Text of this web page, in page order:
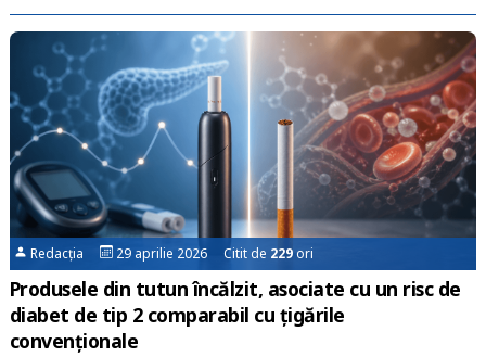
Redacția 29 aprilie 2026 Citit de 229ori
Produsele din tutun încălzit, asociate cu un risc de
diabet de tip 2 comparabil cu țigările
convenționale